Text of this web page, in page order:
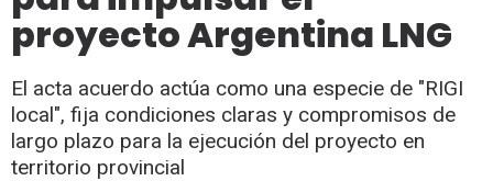
proyecto Argentina LNG
El acta acuerdo actúa como una especie de "RIGI
local", fija condiciones claras y compromisos de
largo plazo para la ejecución del proyecto en
territorio provincial